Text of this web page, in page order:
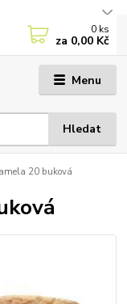
Menu
Hledat
0 ks
za 0,00 Kč
20 buková